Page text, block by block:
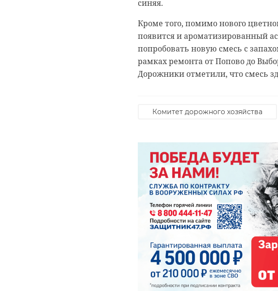
синяя.
Кроме того, помимо нового
появится и ароматизированный
попробовать новую смесь с
рамках ремонта от Попово до
Дорожники отметили, что смесь
Комитет дорожного хозяйства
Эксперты
утратила с ...